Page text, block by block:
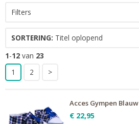
Filters
SORTERING: Titel oplopend
1-12 van 23
1
2 >
Acces Gympen Blauw
€ 22,95